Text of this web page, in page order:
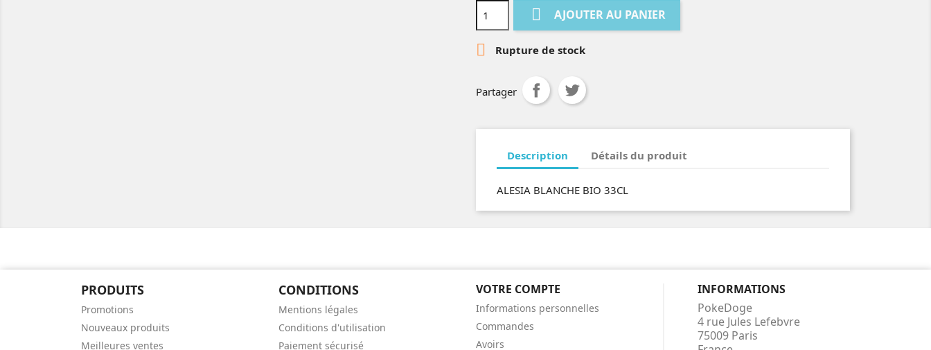
 AJOUTER AU PANIER
 Rupture de stock
Partager
Description Détails du produit
ALESIA BLANCHE BIO 33CL
PRODUITS
Promotions
Nouveaux produits
Meilleures ventes
CONDITIONS
Mentions légales
Conditions d'utilisation
Paiement sécurisé
VOTRE COMPTE
Informations personnelles
Commandes
Avoirs
INFORMATIONS
PokeDoge
4 rue Jules Lefebvre
75009 Paris